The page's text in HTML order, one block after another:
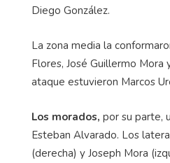
Diego González.
La zona media la
Flores, José Guillermo Mora
ataque estuvieron Marcos
Los morados, por su parte,
Esteban Alvarado. Los
(derecha) y Joseph Mora